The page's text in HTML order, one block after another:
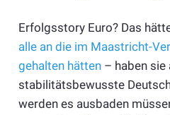
Erfolgsstory Euro? Das
alle an die im Maastricht-
gehalten hätten– haben sie
stabilitätsbewusste
werden es ausbaden